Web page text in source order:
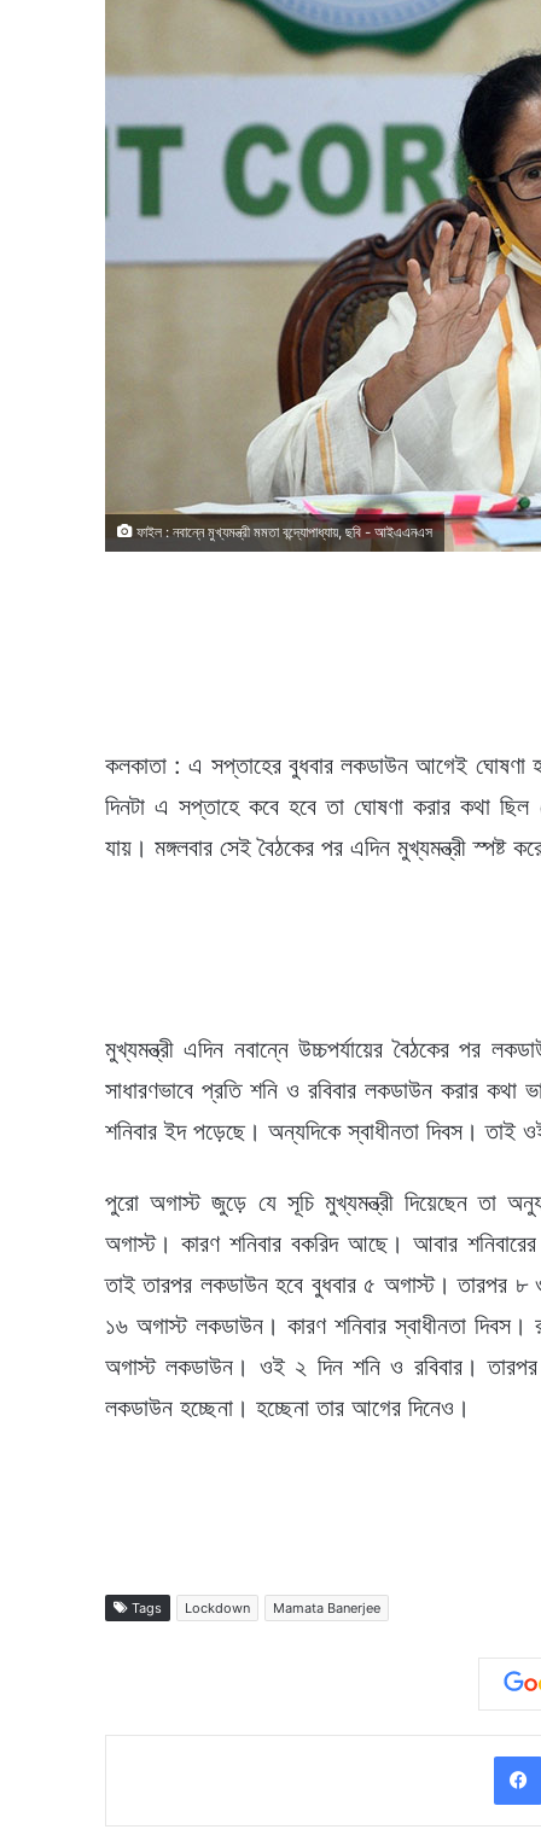
ফাইল : নবান্নে মুখ্যমন্ত্রী মমতা বন্দ্যোপাধ্যায়, ছবি - আইএএনএস
কলকাতা : এ সপ্তাহের বুধবার লকডাউন আগেই ঘোষণা
দিনটা এ সপ্তাহে কবে হবে তা ঘোষণা করার কথা ছিল
যায়। মঙ্গলবার সেই বৈঠকের পর এদিন মুখ্যমন্ত্রী
মুখ্যমন্ত্রী এদিন নবান্নে উচ্চপর্যায়ের বৈঠকের পর
সাধারণভাবে প্রতি শনি ও রবিবার লকডাউন করার
শনিবার ইদ পড়েছে। অন্যদিকে স্বাধীনতা দিবস। তাই
পুরো অগাস্ট জুড়ে যে সূচি মুখ্যমন্ত্রী দিয়েছেন তা
অগাস্ট। কারণ শনিবার বকরিদ আছে। আবার
তাই তারপর লকডাউন হবে বুধবার ৫ অগাস্ট। তারপর ৮
১৬ অগাস্ট লকডাউন। কারণ শনিবার স্বাধীনতা
অগাস্ট লকডাউন। ওই ২ দিন শনি ও রবিবার।
লকডাউন হচ্ছেনা। হচ্ছেনা তার আগের দিনেও।
Tags Lockdown Mamata Banerjee